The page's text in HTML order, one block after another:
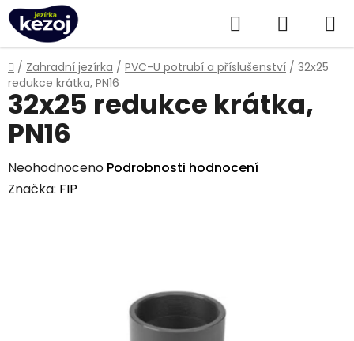
Přejít
na
obsah
Hledat
KOŠÍK
Domů
/ Zahradní jezírka / PVC-U potrubí a příslušenství / 32x25
redukce krátka, PN16
32x25 redukce krátka,
PN16
Průměrné
hodnocení
Neohodnoceno Podrobnosti hodnocení
Značka: FIP